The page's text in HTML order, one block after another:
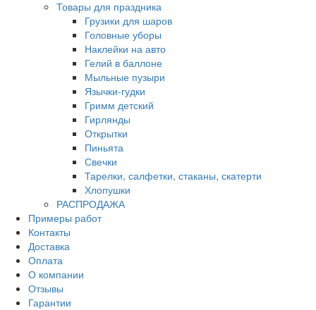
Товары для праздника
Грузики для шаров
Головные уборы
Наклейки на авто
Гелий в баллоне
Мыльные пузыри
Язычки-гудки
Гримм детский
Гирлянды
Открытки
Пиньята
Свечки
Тарелки, салфетки, стаканы, скатерти
Хлопушки
РАСПРОДАЖА
Примеры работ
Контакты
Доставка
Оплата
О компании
Отзывы
Гарантии